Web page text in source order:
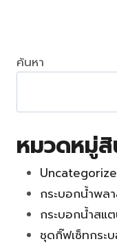
ค้นหา
หมวดหมู่สิ
กระบอกน้ำพล
กระบอกน้ำสแ
ชุดกิ๊ฟเซ็ทกระ